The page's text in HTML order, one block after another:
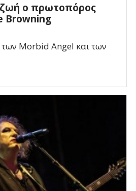
ο πρωτοπόρος
Browning
Morbid Angel και των